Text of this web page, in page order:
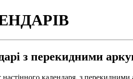
з перекидними